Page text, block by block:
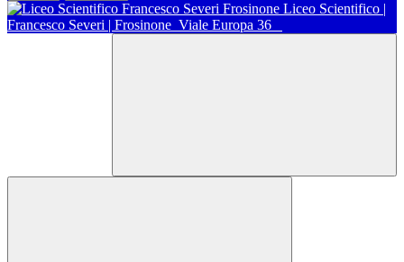
Liceo Scientifico |
Francesco Severi | Frosinone Viale Europa 36